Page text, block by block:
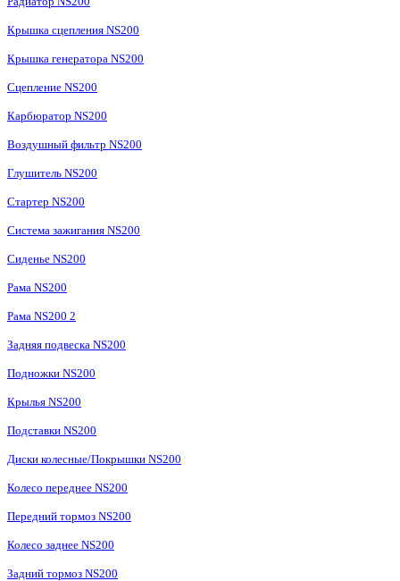
Крышка сцепления NS200
Крышка генератора NS200
Сцепление NS200
Карбюратор NS200
Воздушный фильтр NS200
Глушитель NS200
Стартер NS200
Система зажигания NS200
Сиденье NS200
Рама NS200
Рама NS200 2
Задняя подвеска NS200
Подножки NS200
Крылья NS200
Подставки NS200
Диски колесные/Покрышки NS200
Колесо переднее NS200
Передний тормоз NS200
Колесо заднее NS200
Задний тормоз NS200